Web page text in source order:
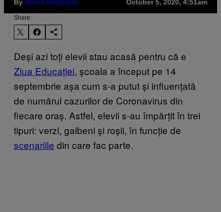
By Alexa Bejinariu October 5, 2020, 4:51am
Share:
Deși azi toți elevii stau acasă pentru că e
Ziua Educației, școala a început pe 14
septembrie așa cum s-a putut și influențată
de numărul cazurilor de Coronavirus din
fiecare oraș. Astfel, elevii s-au împărțit în trei
tipuri: verzi, galbeni și roșii, în funcție de
scenariile din care fac parte.